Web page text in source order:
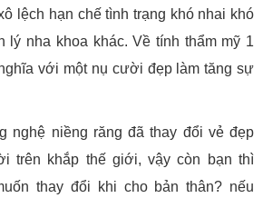
lệch hạn chế tình trạng khó nhai khó
lý nha khoa khác. Về tính thẩm mỹ 1
với một nụ cười đẹp làm tăng sự
nghệ niềng răng đã thay đổi vẻ đẹp
trên khắp thế giới, vậy còn bạn thì
thay đổi khi cho bản thân? nếu